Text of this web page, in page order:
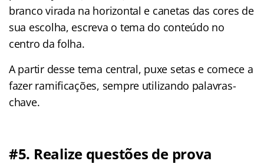
branco virada na horizontal e canetas das cores de
sua escolha, escreva o tema do conteúdo no
centro da folha.
A partir desse tema central, puxe setas e comece a
fazer ramificações, sempre utilizando palavras-
chave.
#5. Realize questões de prova